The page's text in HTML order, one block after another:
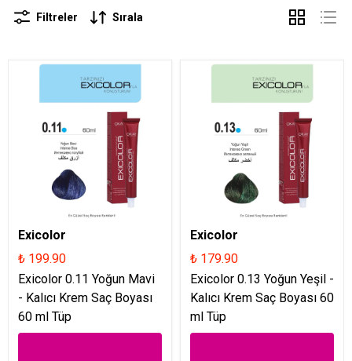
Filtreler Sırala
Exicolor
₺ 199.90
Exicolor 0.11 Yoğun Mavi
- Kalıcı Krem Saç Boyası
60 ml Tüp
Exicolor
₺ 179.90
Exicolor 0.13 Yoğun Yeşil -
Kalıcı Krem Saç Boyası 60
ml Tüp